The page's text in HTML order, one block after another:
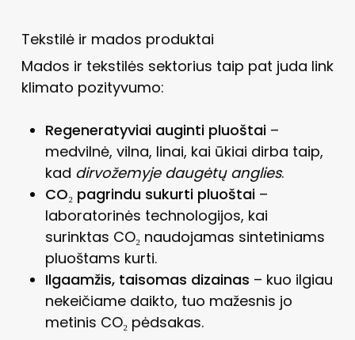
Tekstilė ir mados produktai
Mados ir tekstilės sektorius taip pat juda link
klimato pozityvumo:
Regeneratyviai auginti pluoštai–
medvilnė, vilna, linai, kai ūkiai dirba taip,
kad dirvožemyje daugėtų anglies.
CO₂ pagrindu sukurti pluoštai–
laboratorinės technologijos, kai
surinktas CO₂ naudojamas sintetiniams
pluoštams kurti.
Ilgaamžis, taisomas dizainas – kuo ilgiau
nekeičiame daikto, tuo mažesnis jo
metinis CO₂ pėdsakas.